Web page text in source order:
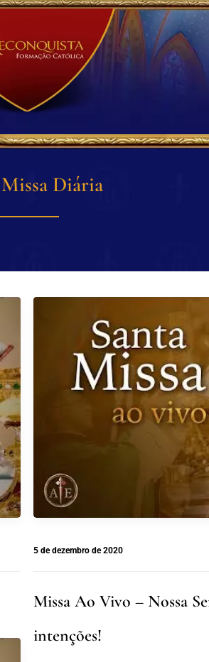
Diária
5 de dezembro de 2020
Missa Ao Vivo – Nossa
intenções!